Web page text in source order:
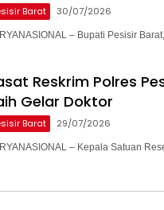
Barat 30/07/2026
– Bupati Pesisir
Reskrim Polres
Gelar Doktor
Barat 29/07/2026
– Kepala Satuan